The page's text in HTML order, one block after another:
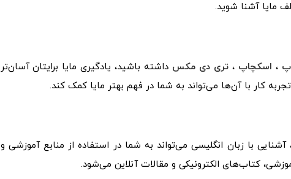
مایا آشنا شوید.
، اسکچاپ ، تری دی مکس داشته باشید، یادگیری مایا برایتان آسان‌تر
کار با آن‌ها می‌تواند به شما در فهم بهتر مایا کمک کند.
آشنایی با زبان انگلیسی می‌تواند به شما در استفاده از منابع آموزشی و
کتاب‌های الکترونیکی و مقالات آنلاین می‌شود.